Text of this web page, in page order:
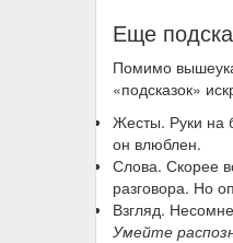
Еще
Помимо
«подсказок»
Жесты. Руки на
он влюблен.
Слова. Скорее
разговора. Но
Взгляд.
Умейте